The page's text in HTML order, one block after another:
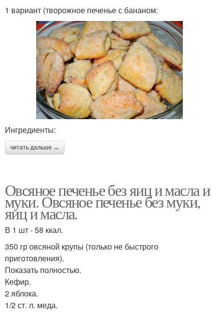
1 вариант (творожное печенье с бананом:
Ингредиенты:
читать дальше →
Овсяное печенье без яиц и масла и
муки. Овсяное печенье без муки,
яиц и масла.
В 1 шт - 58 ккал.
350 гр овсяной крупы (только не быстрого
приготовления).
Показать полностью.
Кефир.
2 яблока.
1/2 ст. л. меда.